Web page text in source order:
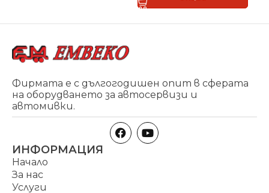
Фирмата е с дългогодишен опит в сферата
на оборудването за автосервизи и
автомивки.
ИНФОРМАЦИЯ
Начало
За нас
Услуги